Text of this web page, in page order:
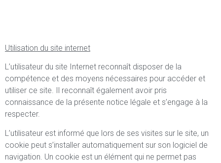
Utilisation du site internet
L’utilisateur du site Internet reconnaît disposer de la
compétence et des moyens nécessaires pour accéder et
utiliser ce site. Il reconnaît également avoir pris
connaissance de la présente notice légale et s’engage à la
respecter.
L’utilisateur est informé que lors de ses visites sur le site, un
cookie peut s’installer automatiquement sur son logiciel de
navigation. Un cookie est un élément qui ne permet pas